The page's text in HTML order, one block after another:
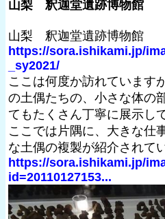
山梨 釈迦堂遺跡博物館
山梨 釈迦堂遺跡博物館
https://sora.ishikami.jp/
_sy2021/
ここは何度か訪れています
の土偶たちの、小さな体の
てもたくさん丁寧に展示し
ここでは片隅に、大きな仕
な土偶の複製が紹介されて
https://sora.ishikami.jp/
id=20110127153...